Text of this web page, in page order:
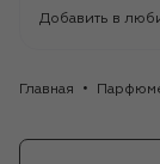
Добавить в
Главная